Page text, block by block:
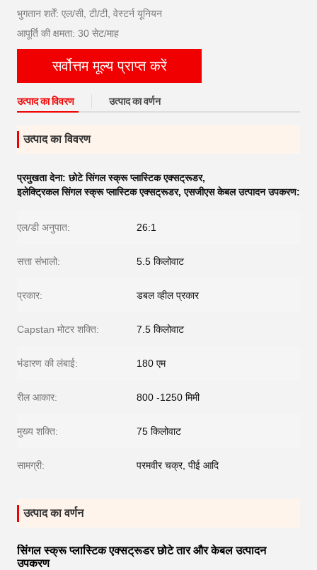
भुगतान शर्तें: एल/सी, टी/टी, वेस्टर्न यूनियन
आपूर्ति की क्षमता: 30 सेट/माह
सर्वोत्तम मूल्य प्राप्त करें
उत्पाद का विवरण उत्पाद का वर्णन
उत्पाद का विवरण
प्रमुखता देना:छोटे सिंगल स्क्रू प्लास्टिक एक्सट्रूडर,
इलेक्ट्रिकल सिंगल स्क्रू प्लास्टिक एक्सट्रूडर,एसजीएस केबल उत्पादन उपकरण:
एल/डी अनुपात: 26:1
सत्ता संभालो: 5.5 किलोवाट
प्रकार: डबल व्हील प्रकार
Capstan मोटर शक्ति: 7.5 किलोवाट
भंडारण की लंबाई: 180 एम
रील आकार: 800 -1250 मिमी
मुख्य शक्ति: 75 किलोवाट
सामग्री: परमवीर चक्र, पीई आदि
उत्पाद का वर्णन
सिंगल स्क्रू प्लास्टिक एक्सट्रूडर छोटे तार और केबल उत्पादन
उपकरण